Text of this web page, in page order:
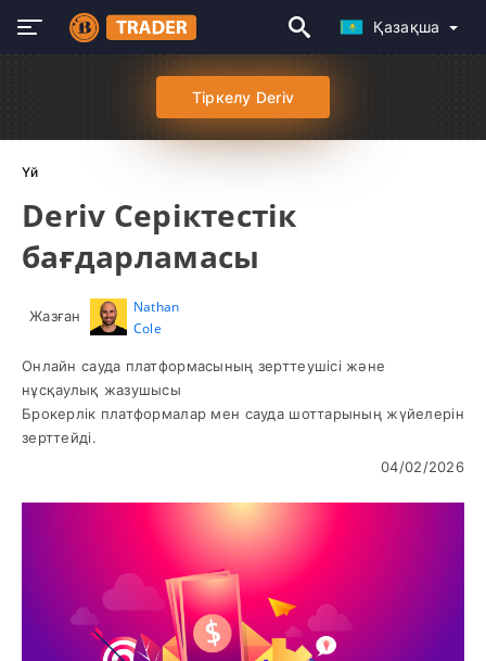
Қазақша
Тіркелу Deriv
Үй
Deriv Серіктестік
бағдарламасы
Жазған
Nathan
Cole
Онлайн сауда платформасының зерттеушісі және
нұсқаулық жазушысы
Брокерлік платформалар мен сауда шоттарының жүйелерін
зерттейді.
04/02/2026